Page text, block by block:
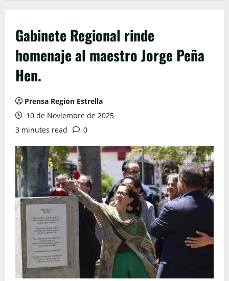
Gabinete Regional rinde
homenaje al maestro Jorge Peña
Hen.
Prensa Region Estrella
10 de Noviembre de 2025
3 minutes read
0